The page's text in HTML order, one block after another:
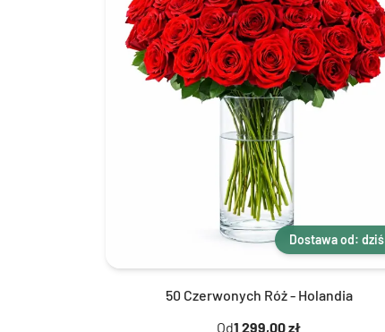
Dostawa od: dziś
50 Czerwonych Róż - Holandia
Od1 299,00 zł